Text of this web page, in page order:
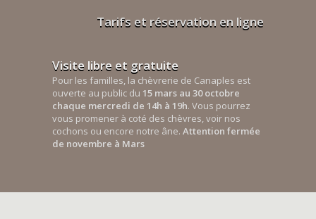
Tarifs et réservation en ligne
Visite libre et gratuite
Pour les familles, la chèvrerie de Canaples est
ouverte au public du 15 mars au 30 octobre
chaque mercredi de 14h à 19h. Vous pourrez
vous promener à coté des chèvres, voir nos
cochons ou encore notre âne. Attention fermée
de novembre à Mars